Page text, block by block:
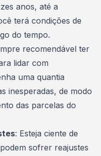
anos, até a
terá condições de
do tempo.
recomendável ter
lidar com
uma quantia
inesperadas, de modo
das parcelas do
: Esteja ciente de
sofrer reajustes